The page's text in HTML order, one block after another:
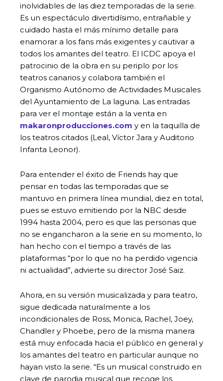
inolvidables de las diez temporadas de la serie.
Es un espectáculo divertidísimo, entrañable y
cuidado hasta el más mínimo detalle para
enamorar a los fans más exigentes y cautivar a
todos los amantes del teatro. El ICDC apoya el
patrocinio de la obra en su periplo por los
teatros canarios y colabora también el
Organismo Autónomo de Actividades Musicales
del Ayuntamiento de La laguna. Las entradas
para ver el montaje están a la venta en
makaronproducciones.com y en la taquilla de
los teatros citados (Leal, Víctor Jara y Auditorio
Infanta Leonor).
Para entender el éxito de Friends hay que
pensar en todas las temporadas que se
mantuvo en primera línea mundial, diez en total,
pues se estuvo emitiendo por la NBC desde
1994 hasta 2004, pero es que las personas que
no se engancharon a la serie en su momento, lo
han hecho con el tiempo a través de las
plataformas “por lo que no ha perdido vigencia
ni actualidad”, advierte su director José Saiz.
Ahora, en su versión musicalizada y para teatro,
sigue dedicada naturalmente a los
incondicionales de Ross, Monica, Rachel, Joey,
Chandler y Phoebe, pero de la misma manera
está muy enfocada hacia el público en general y
los amantes del teatro en particular aunque no
hayan visto la serie. “Es un musical construido en
clave de parodia musical que recoge los